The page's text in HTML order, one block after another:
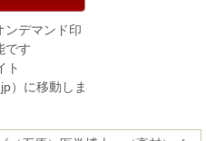
デマンド印
です
ト
）に移動しま